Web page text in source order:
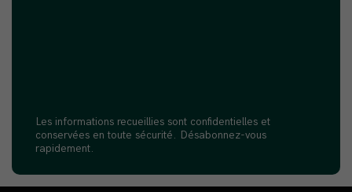
Les informations recueillies sont confidentielles et
conservées en toute sécurité. Désabonnez-vous
rapidement.